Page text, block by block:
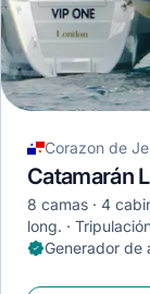
Corazon de
Catamarán
8 camas 4
long.
Generador de